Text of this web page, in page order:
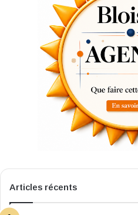
Articles récents